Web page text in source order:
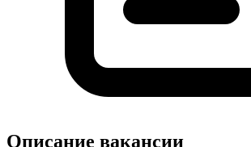
Описание вакансии